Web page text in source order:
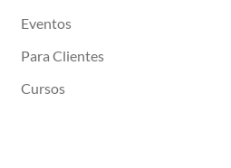
Eventos
Para Clientes
Cursos